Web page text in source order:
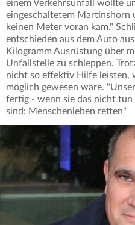
einem Verkehrsunfall wollte
eingeschaltetem Martinshorn
keinen Meter voran kam."
entschieden aus dem Auto
Kilogramm Ausrüstung über
Unfallstelle zu schleppen.
nicht so effektiv Hilfe leisten,
möglich gewesen wäre.
fertig - wenn sie das nicht
sind: Menschenleben retten"